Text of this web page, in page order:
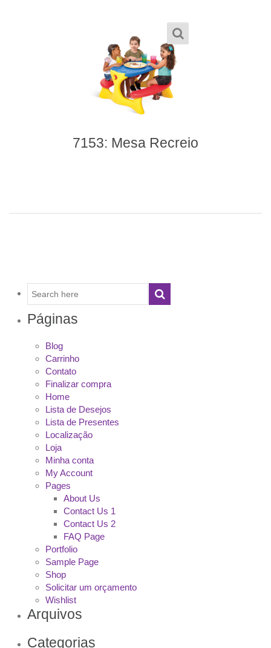
7153: Mesa Recreio
Páginas
Blog
Carrinho
Contato
Finalizar compra
Home
Lista de Desejos
Lista de Presentes
Localização
Loja
Minha conta
My Account
Pages
About Us
Contact Us 1
Contact Us 2
FAQ Page
Portfolio
Sample Page
Shop
Solicitar um orçamento
Wishlist
Arquivos
Categorias